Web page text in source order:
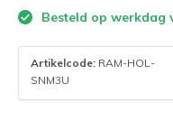
Besteld op werkdag
Artikelcode: RAM-HOL-
SNM3U